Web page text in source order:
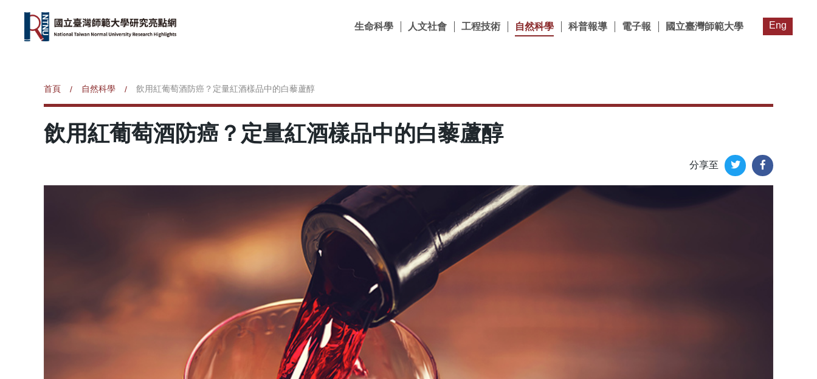
生命科學 人文社會 工程技術 自然科學 科普報導 電子報 國立臺灣師範大學 Eng
首頁 / 自然科學 / 飲用紅葡萄酒防癌？定量紅酒樣品中的白藜蘆醇
飲用紅葡萄酒防癌？定量紅酒樣品中的白藜蘆醇
分享至